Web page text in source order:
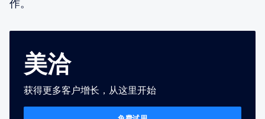
作。
美洽
获得更多客户增长，从这里开始